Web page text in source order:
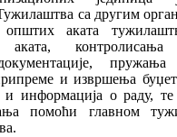
са другим
општих аката
аката, контролисања
и извршења
и информација о раду,
помоћи главном